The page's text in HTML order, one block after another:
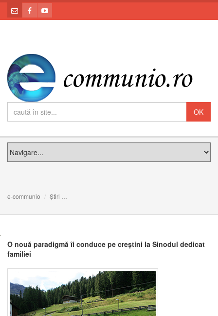
e-communio Știri
O nouă paradigmă îi conduce pe creştini la Sinodul dedicat
familiei